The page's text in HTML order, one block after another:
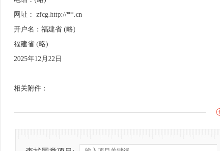
网址： zfcg.http://**.cn
开户名：福建省 (略)
福建省 (略)
2025年12月22日
相关附件：